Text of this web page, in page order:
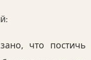
что постичь